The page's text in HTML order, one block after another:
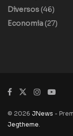
Diversos(46)
Economia(27)
© 2026 JNews -
Jegtheme.